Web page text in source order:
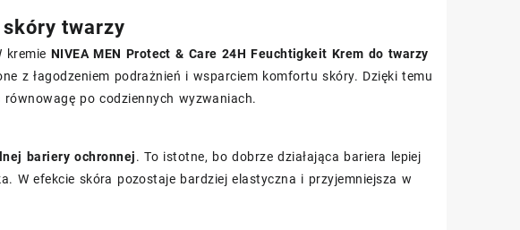
twarzy
kremie NIVEA MEN Protect & Care 24H Feuchtigkeit Krem do twarzy
z łagodzeniem podrażnień i wsparciem komfortu skóry. Dzięki temu
po codziennych wyzwaniach.
bariery ochronnej. To istotne, bo dobrze działająca bariera lepiej
W efekcie skóra pozostaje bardziej elastyczna i przyjemniejsza w